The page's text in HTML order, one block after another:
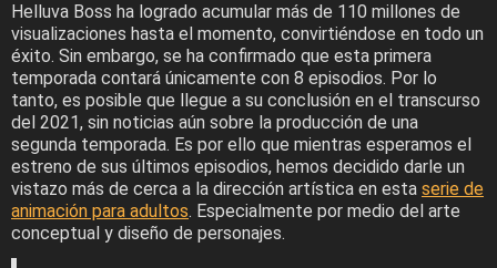
Helluva Boss ha logrado acumular más de 110 millones de
visualizaciones hasta el momento, convirtiéndose en todo un
éxito. Sin embargo, se ha confirmado que esta primera
temporada contará únicamente con 8 episodios. Por lo
tanto, es posible que llegue a su conclusión en el transcurso
del 2021, sin noticias aún sobre la producción de una
segunda temporada. Es por ello que mientras esperamos el
estreno de sus últimos episodios, hemos decidido darle un
vistazo más de cerca a la dirección artística en esta serie de
animación para adultos. Especialmente por medio del arte
conceptual y diseño de personajes.